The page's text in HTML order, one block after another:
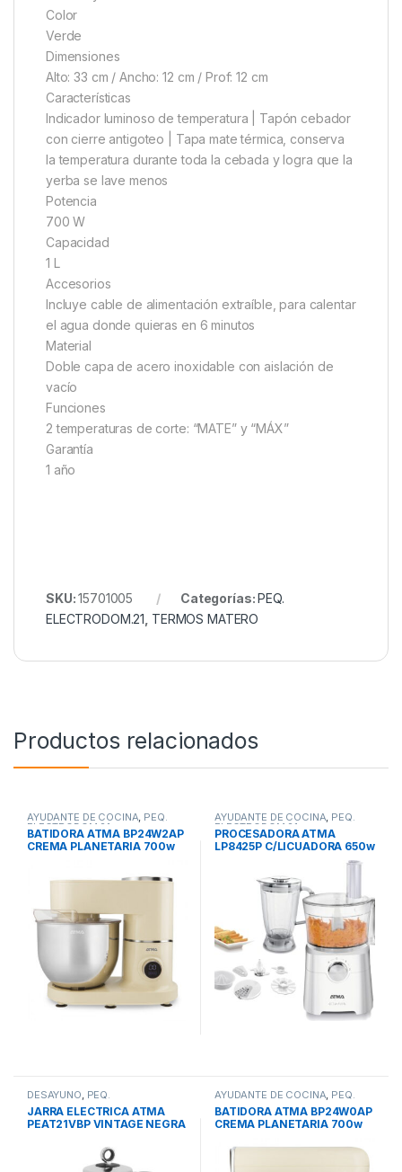
Color
Verde
Dimensiones
Alto: 33 cm / Ancho: 12 cm / Prof: 12 cm
Características
Indicador luminoso de temperatura | Tapón cebador
con cierre antigoteo | Tapa mate térmica, conserva
la temperatura durante toda la cebada y logra que la
yerba se lave menos
Potencia
700 W
Capacidad
1 L
Accesorios
Incluye cable de alimentación extraíble, para calentar
el agua donde quieras en 6 minutos
Material
Doble capa de acero inoxidable con aislación de
vacío
Funciones
2 temperaturas de corte: “MATE” y “MÁX”
Garantía
1 año
SKU:15701005 Categorías:PEQ.
ELECTRODOM.21 TERMOS MATERO
Productos relacionados
AYUDANTE DE COCINA, PEQ.
ELECTRODOM.21
BATIDORA ATMA BP24W2AP
CREMA PLANETARIA 700w
AYUDANTE DE COCINA, PEQ.
ELECTRODOM.21
PROCESADORA ATMA
LP8425P C/LICUADORA 650w
2 VELOCIDADES + PULSADOR
DESAYUNO, PEQ.
ELECTRODOM.21
JARRA ELECTRICA ATMA
PEAT21VBP VINTAGE NEGRA
INDICADOR TEM
AYUDANTE DE COCINA, PEQ.
ELECTRODOM.21
BATIDORA ATMA BP24W0AP
CREMA PLANETARIA 700w